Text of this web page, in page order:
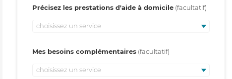
Précisez les prestations d'aide à domicile
choisissez un service
Mes besoins complémentaires
choisissez un service